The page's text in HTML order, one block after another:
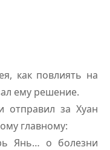
как повлиять на
ему решение.
отправил за Хуан
главному:
Янь… о болезни